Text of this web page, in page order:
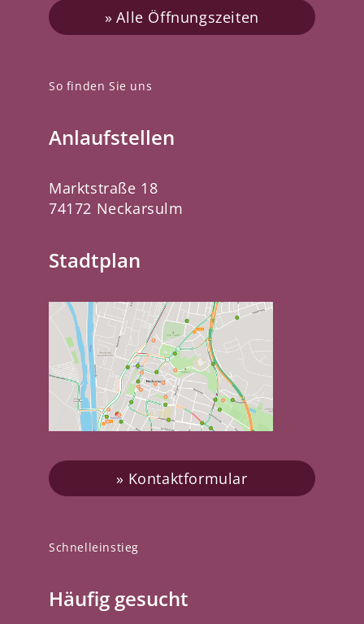
Schnelleinstieg
Häufig gesucht
So finden Sie uns
Anlaufstellen
Marktstraße 18
74172 Neckarsulm
Stadtplan
Kontaktformular
Alle Öffnungszeiten